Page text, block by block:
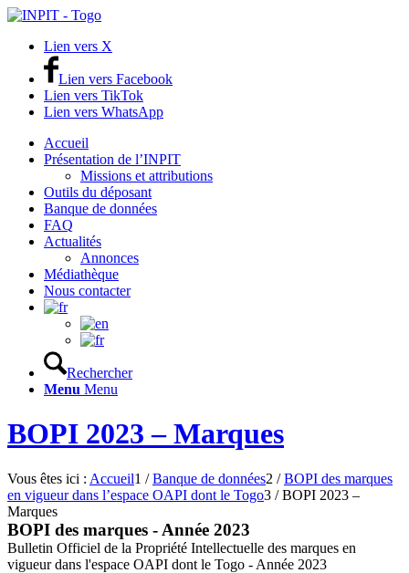
Lien vers X
Lien vers Facebook
Lien vers TikTok
Lien vers WhatsApp
Accueil
Présentation de l’INPIT
Missions et attributions
Outils du déposant
Banque de données
FAQ
Actualités
Annonces
Médiathèque
Nous contacter
Rechercher
Menu Menu
BOPI 2023 – Marques
Vous êtes ici : Accueil1 / Banque de données2 / BOPI des marques
en vigueur dans l’espace OAPI dont le Togo3 / BOPI 2023 –
Marques
BOPI des marques - Année 2023
Bulletin Officiel de la Propriété Intellectuelle des marques en
vigueur dans l'espace OAPI dont le Togo - Année 2023